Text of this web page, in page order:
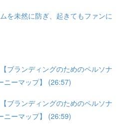
を未然に防ぎ、起きてもファンに
ブランディングのためのペルソナ
ニーマップ】 (26:57)
ブランディングのためのペルソナ
ニーマップ】 (26:59)